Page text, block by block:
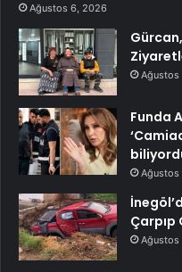
Ağustos 6, 2026
Ağustos
Funda
Ağustos
Çarpıp
Ağustos